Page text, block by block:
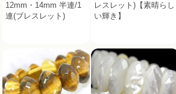
12mm・14mm 半連/1
連(ブレスレット)
レスレット)【素晴らし
い輝き】